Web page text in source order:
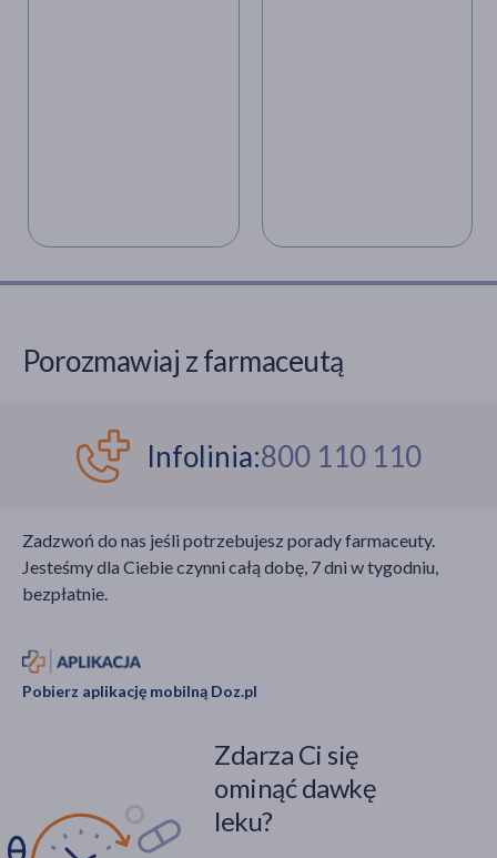
[online] https://www.medrxiv.org/content/10.1101/
Porozmawiaj z farmaceutą
Infolinia:800 110 110
Zadzwoń do nas jeśli potrzebujesz porady farmaceuty.
Jesteśmy dla Ciebie czynni całą dobę, 7 dni w tygodniu,
bezpłatnie.
Pobierz aplikację mobilną Doz.pl
Zdarza Ci się
ominąć dawkę
leku?